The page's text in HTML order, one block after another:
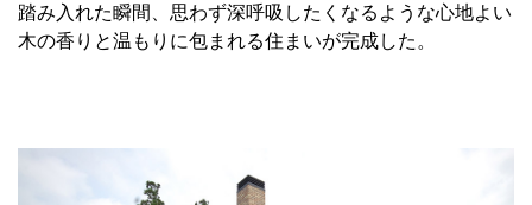
踏み入れた瞬間、思わず深呼吸したくなるような心地よい
木の香りと温もりに包まれる住まいが完成した。